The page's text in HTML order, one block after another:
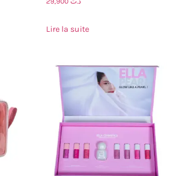
Lire la suite